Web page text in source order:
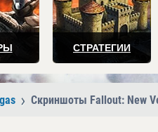
СТРАТЕГИИ
Скриншоты Fallout: New